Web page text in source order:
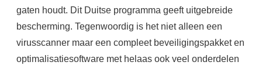
gaten houdt. Dit Duitse programma geeft uitgebreide
bescherming. Tegenwoordig is het niet alleen een
virusscanner maar een compleet beveiligingspakket en
optimalisatiesoftware met helaas ook veel onderdelen